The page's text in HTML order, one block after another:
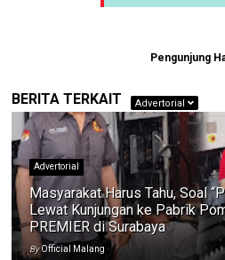
Pengunjung
BERITA TERKAIT Advertorial
Advertorial
Masyarakat Harus Tahu, Soal
Lewat Kunjungan ke Pabrik
PREMIER di Surabaya
ByOfficial Malang